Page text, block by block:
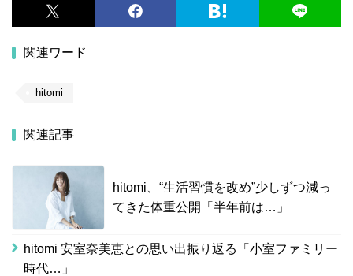
関連ワード
hitomi
関連記事
hitomi、“生活習慣を改め”少しずつ減っ
てきた体重公開「半年前は…」
hitomi 安室奈美恵との思い出振り返る「小室ファミリー
時代…」